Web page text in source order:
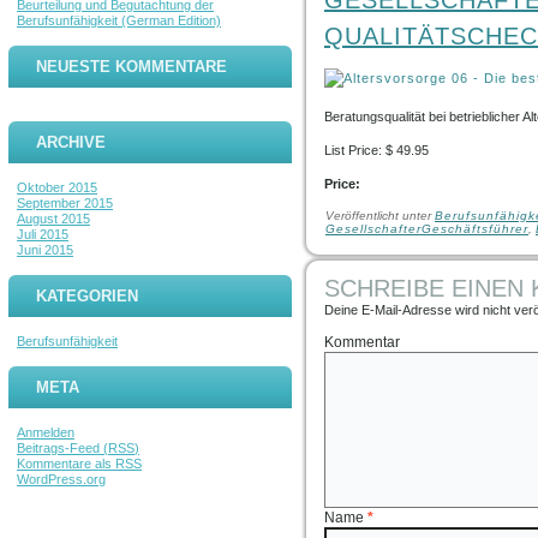
Beurteilung und Begutachtung der
Berufsunfähigkeit (German Edition)
NEUESTE KOMMENTARE
ARCHIVE
Oktober 2015
September 2015
August 2015
Juli 2015
Juni 2015
KATEGORIEN
Berufsunfähigkeit
META
Anmelden
Beitrags-Feed (RSS)
Kommentare als RSS
WordPress.org
Beratungsqualität bei betrieblicher
List Price: $ 49.95
Price:
Veröffentlicht unter
GesellschafterGeschäftsführer
SCHREIBE EINEN
Deine E-Mail-Adresse wird nicht
Kommentar
Name *